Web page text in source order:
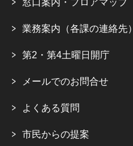
業務案内（各課の連絡先）
第2・第4土曜日開庁
メールでのお問合せ
よくある質問
市民からの提案